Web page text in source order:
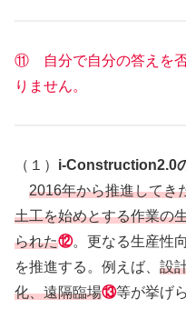
⑪ 自分で自分の答えを否
りません。
（１） i-Construction2.0
2016年から推進してき
土工を始めとする作業の
られた⑫。更なる生産性
を推進する。例えば、 設
化、遠隔臨場⑬等が挙げ